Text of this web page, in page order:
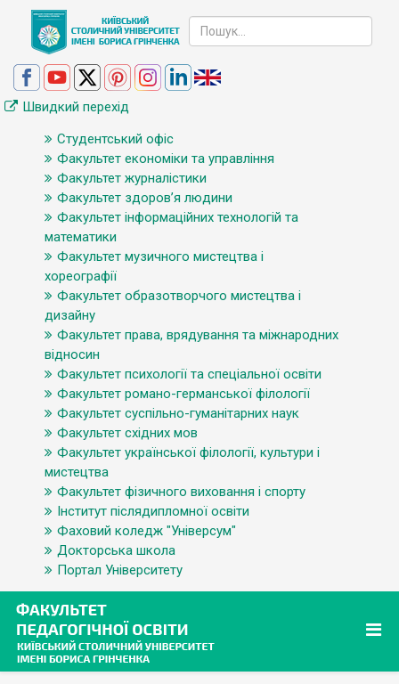
Швидкий перехід
Студентський офіс
Факультет економіки та управління
Факультет журналістики
Факультет здоров’я людини
Факультет інформаційних технологій та
математики
Факультет музичного мистецтва і
хореографії
Факультет образотворчого мистецтва і
дизайну
Факультет права, врядування та міжнародних
відносин
Факультет психології та спеціальної освіти
Факультет романо-германської філології
Факультет суспільно-гуманітарних наук
Факультет східних мов
Факультет української філології, культури і
мистецтва
Факультет фізичного виховання і спорту
Інститут післядипломної освіти
Фаховий коледж "Універсум"
Докторська школа
Портал Університету